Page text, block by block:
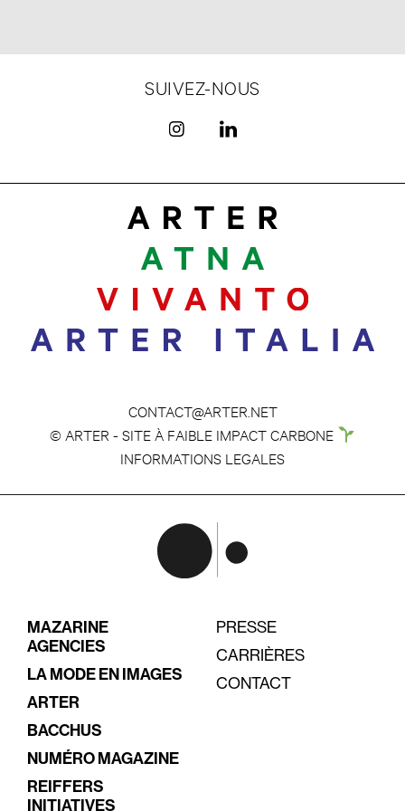
SUIVEZ-NOUS
CONTACT@ARTER.NET
© ARTER - SITE À FAIBLE IMPACT CARBONE
INFORMATIONS LEGALES
MAZARINE
AGENCIES
LA MODE EN IMAGES
ARTER
BACCHUS
NUMÉRO MAGAZINE
REIFFERS
INITIATIVES
PRESSE
CARRIÈRES
CONTACT